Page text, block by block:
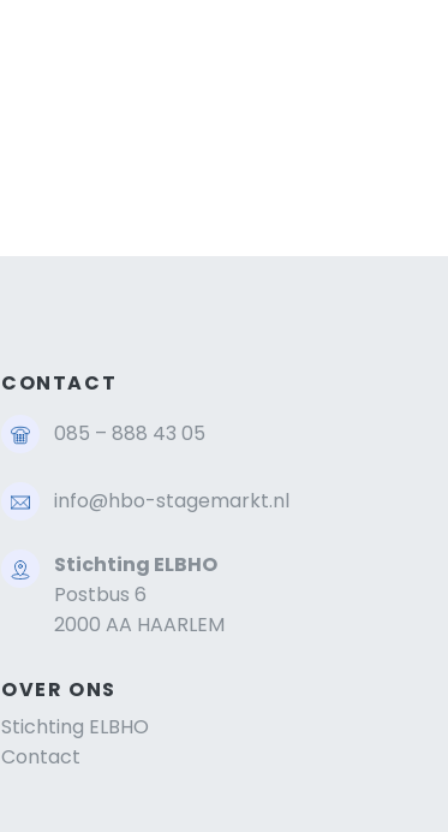
CONTACT
085 – 888 43 05
info@hbo-stagemarkt.nl
Stichting ELBHO
Postbus 6
2000 AA HAARLEM
OVER ONS
Stichting ELBHO
Contact